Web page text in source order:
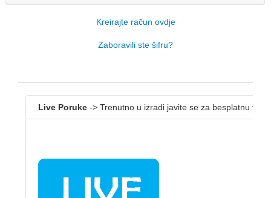
Kreirajte račun ovdje
Zaboravili ste šifru?
Live Poruke -> Trenutno u izradi javite se za besplatnu test